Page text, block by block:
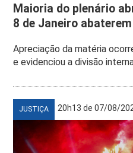
Maioria do plenário
8 de Janeiro
Apreciação da matéria
e evidenciou a divisão
JUSTIÇA 20h13 de 07/08/